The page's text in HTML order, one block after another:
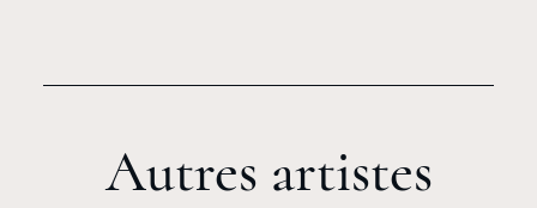
Autres artistes